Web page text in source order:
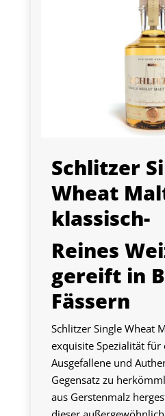
Schlitzer
Wheat
klassisch-
Reines
gereift in
Fässern
Schlitzer Single Wheat
exquisite Spezialität für
Ausgefallene und
Gegensatz zu
aus Gerstenmalz